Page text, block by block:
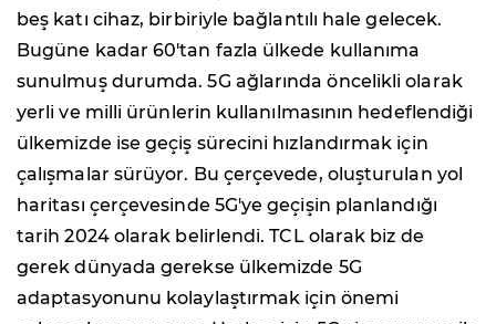
beş katı cihaz, birbiriyle bağlantılı hale gelecek.
Bugüne kadar 60'tan fazla ülkede kullanıma
sunulmuş durumda. 5G ağlarında öncelikli olarak
yerli ve milli ürünlerin kullanılmasının hedeflendiği
ülkemizde ise geçiş sürecini hızlandırmak için
çalışmalar sürüyor. Bu çerçevede, oluşturulan yol
haritası çerçevesinde 5G'ye geçişin planlandığı
tarih 2024 olarak belirlendi. TCL olarak biz de
gerek dünyada gerekse ülkemizde 5G
adaptasyonunu kolaylaştırmak için önemi